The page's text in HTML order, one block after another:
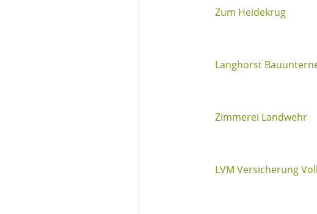
Zum Heidekrug
Langhorst
Zimmerei Landwehr
LVM Versicherung